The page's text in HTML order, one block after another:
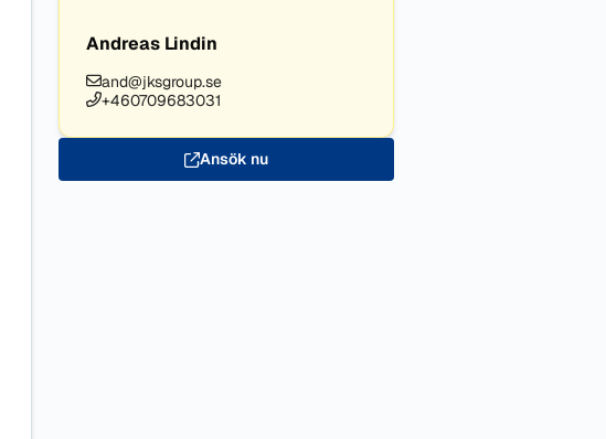
Andreas Lindin
and@jksgroup.se
+460709683031
Ansök nu